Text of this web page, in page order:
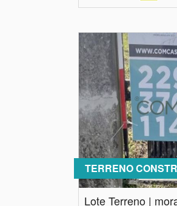
TERRENO
Lote Terreno |